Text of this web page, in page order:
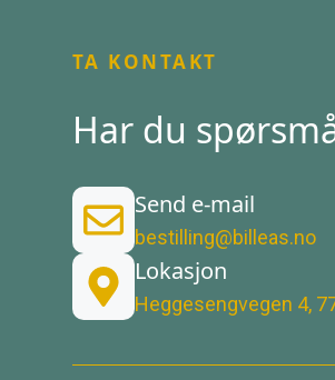
TA KONTAKT
Har du
Send e-mail
bestilling@billeas.no
Lokasjon
Heggesengvegen 4,